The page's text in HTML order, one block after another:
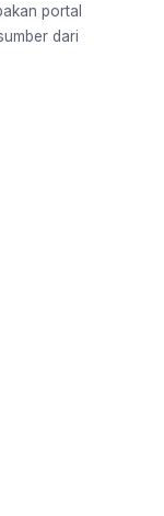
portal
dari